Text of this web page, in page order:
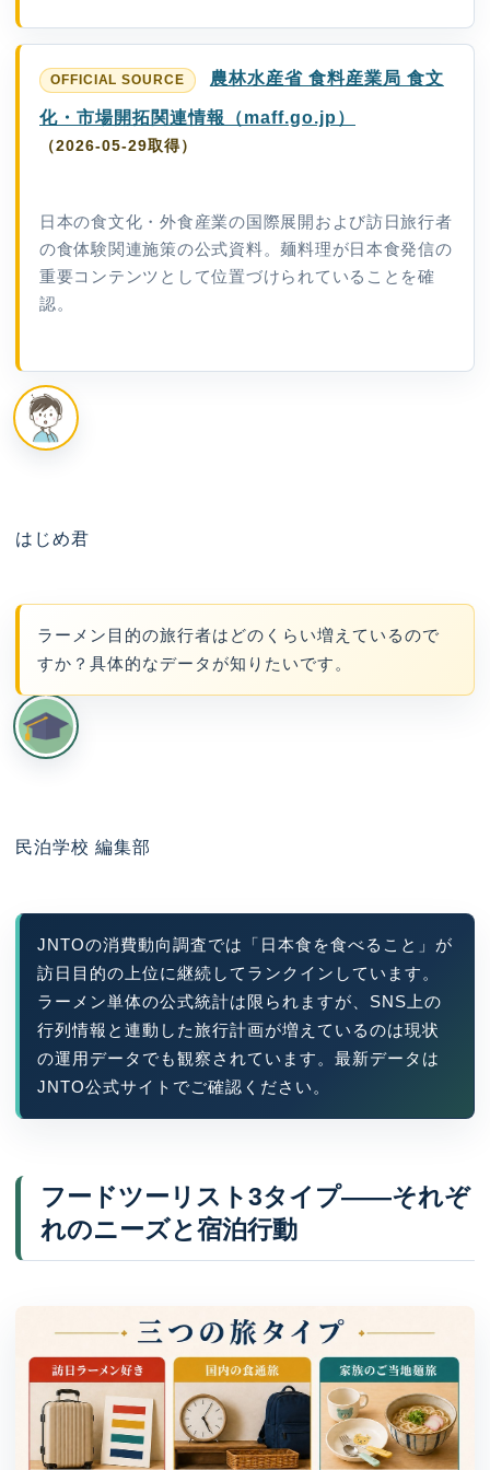
農林水産省 食料産業局 食文
化・市場開拓関連情報（maff.go.jp）
（2026-05-29取得）
日本の食文化・外食産業の国際展開および訪日旅行者
の食体験関連施策の公式資料。麺料理が日本食発信の
重要コンテンツとして位置づけられていることを確
認。
はじめ君
ラーメン目的の旅行者はどのくらい増えているので
すか？具体的なデータが知りたいです。
民泊学校 編集部
JNTOの消費動向調査では「日本食を食べること」が
訪日目的の上位に継続してランクインしています。
ラーメン単体の公式統計は限られますが、SNS上の
行列情報と連動した旅行計画が増えているのは現状
の運用データでも観察されています。最新データは
JNTO公式サイトでご確認ください。
フードツーリスト3タイプ——それぞ
れのニーズと宿泊行動